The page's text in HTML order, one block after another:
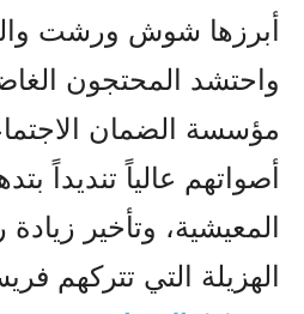
أبرزها شوش ورشت
واحتشد المحتجون
مؤسسة الضمان
أصواتهم عالياً تنديداً
المعيشية، وتأخير زيادة
الهزيلة التي تتركهم